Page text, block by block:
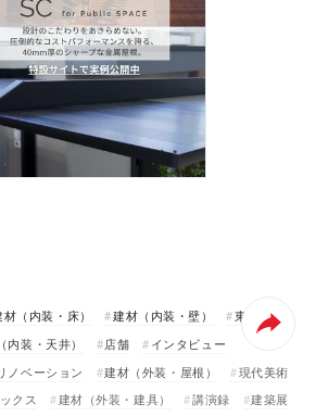
材（内装・床） 建材（内装・壁）
東京
内装・天井） 店舗
インタビュー
ノベーション 建材（外装・屋根）
現代美術
クス
建材（外装・建具） 講演録 建築展